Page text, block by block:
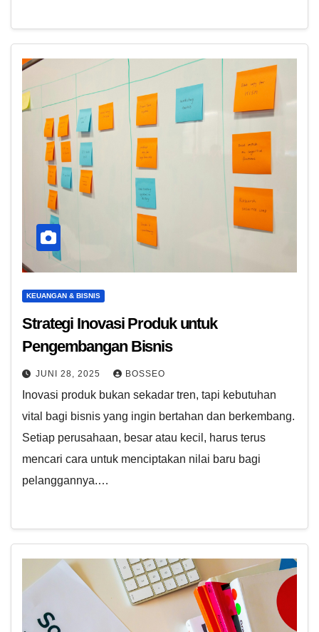
KEUANGAN & BISNIS
Strategi Inovasi Produk untuk
Pengembangan Bisnis
JUNI 28, 2025 BOSSEO
Inovasi produk bukan sekadar tren, tapi kebutuhan
vital bagi bisnis yang ingin bertahan dan berkembang.
Setiap perusahaan, besar atau kecil, harus terus
mencari cara untuk menciptakan nilai baru bagi
pelanggannya.…